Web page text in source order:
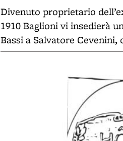
Divenuto proprietario
1910 Baglioni vi insedierà
Bassi a Salvatore